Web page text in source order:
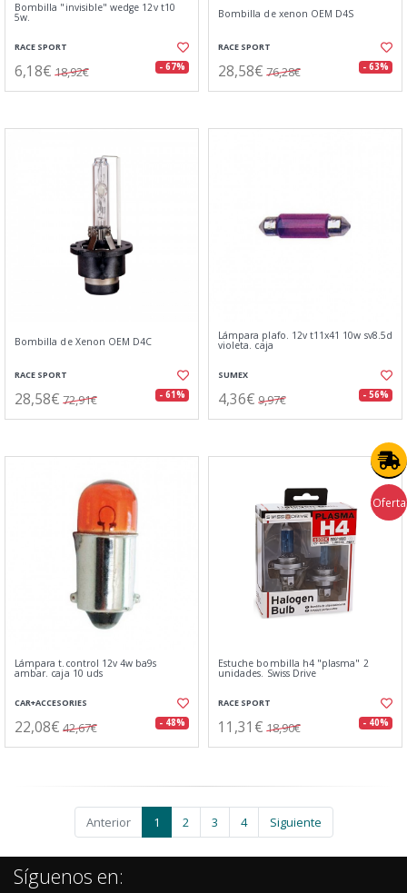
Bombilla "invisible" wedge 12v t10
5w.
RACE SPORT
6,18€ 18,92€ - 67%
Bombilla de xenon OEM D4S
RACE SPORT
28,58€ 76,28€ - 63%
Bombilla de Xenon OEM D4C
RACE SPORT
28,58€ 72,91€ - 61%
Lámpara plafo. 12v t11x41 10w sv8.5d
violeta. caja
SUMEX
4,36€ 9,97€ - 56%
Lámpara t.control 12v 4w ba9s
ambar. caja 10 uds
CAR+ACCESORIES
22,08€ 42,67€ - 48%
Oferta
Estuche bombilla h4 "plasma" 2
unidades. Swiss Drive
RACE SPORT
11,31€ 18,90€ - 40%
Anterior 1 2 3 4 Siguiente
Síguenos en: